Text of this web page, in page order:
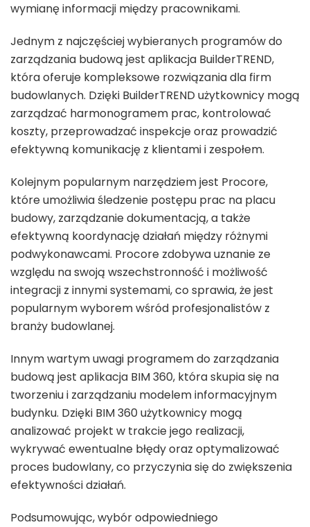
wymianę informacji między pracownikami.
Jednym z najczęściej wybieranych programów do
zarządzania budową jest aplikacja BuilderTREND,
która oferuje kompleksowe rozwiązania dla firm
budowlanych. Dzięki BuilderTREND użytkownicy mogą
zarządzać harmonogramem prac, kontrolować
koszty, przeprowadzać inspekcje oraz prowadzić
efektywną komunikację z klientami i zespołem.
Kolejnym popularnym narzędziem jest Procore,
które umożliwia śledzenie postępu prac na placu
budowy, zarządzanie dokumentacją, a także
efektywną koordynację działań między różnymi
podwykonawcami. Procore zdobywa uznanie ze
względu na swoją wszechstronność i możliwość
integracji z innymi systemami, co sprawia, że jest
popularnym wyborem wśród profesjonalistów z
branży budowlanej.
Innym wartym uwagi programem do zarządzania
budową jest aplikacja BIM 360, która skupia się na
tworzeniu i zarządzaniu modelem informacyjnym
budynku. Dzięki BIM 360 użytkownicy mogą
analizować projekt w trakcie jego realizacji,
wykrywać ewentualne błędy oraz optymalizować
proces budowlany, co przyczynia się do zwiększenia
efektywności działań.
Podsumowując, wybór odpowiedniego